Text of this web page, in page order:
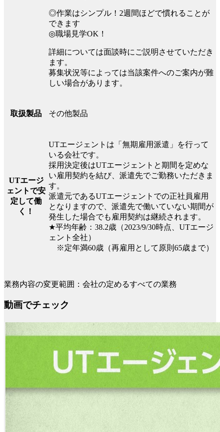
◎作業はシンプル！2週間ほどで慣れることが
できます
◎職場見学OK！
詳細については面談時にご説明させていただき
ます。
募集状況等によっては当該案件へのご案内が難
しい場合があります。
取扱製品 その他製品
UTエージ
ェントで安
定して働
く！
UTエージェントは「無期雇用派遣」を行って
いる会社です。
採用決定後はUTエージェントと期間を定めな
い雇用契約を結び、派遣先でご勤務いただきま
す。
派遣元であるUTエージェントでの正社員雇用
となりますので、派遣先で働いていない期間が
発生した場合でも雇用契約は継続されます。
★平均年齢：38.2歳（2023/9/30時点、UTエージ
ェント全社）
※定年満60歳（再雇用として原則65歳まで）
業務内容の変更範囲：会社の定めるすべての業務
動画でチェック